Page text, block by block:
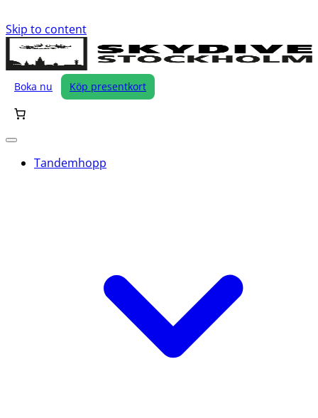
Skip to content
Boka nu Köp presentkort
Tandemhopp